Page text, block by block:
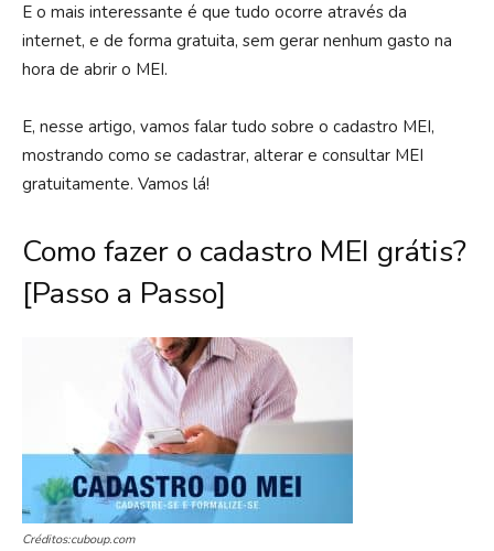
E o mais interessante é que tudo ocorre através da
internet, e de forma gratuita, sem gerar nenhum gasto na
hora de abrir o MEI.
E, nesse artigo, vamos falar tudo sobre o cadastro MEI,
mostrando como se cadastrar, alterar e consultar MEI
gratuitamente. Vamos lá!
Como fazer o cadastro MEI grátis?
[Passo a Passo]
Créditos:cuboup.com